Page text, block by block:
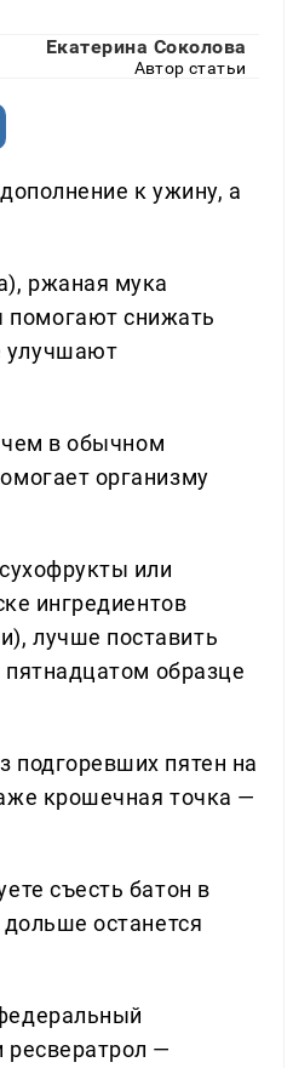
Екатерина Соколова
Автор статьи
к ужину, а
ржаная мука
снижать
улучшают
чем в обычном
организму
или
ингредиентов
лучше поставить
образце
подгоревших пятен на
крошечная точка —
съесть батон в
останется
ресвератрол —